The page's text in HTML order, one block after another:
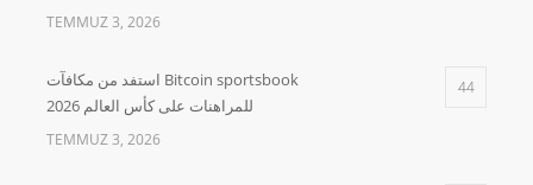
TEMMUZ 3, 2026
استفد من مكافآت Bitcoin sportsbook
للمراهنات على كأس العالم 2026
44
TEMMUZ 3, 2026